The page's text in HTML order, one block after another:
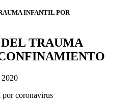
INFANTIL POR
TRAUMA